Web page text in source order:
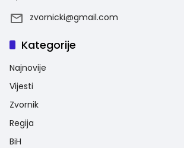
zvornicki@gmail.com
Kategorije
Najnovije
Vijesti
Zvornik
Regija
BiH